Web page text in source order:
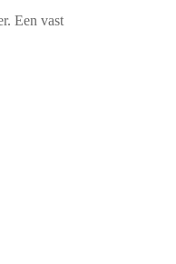
Een vast